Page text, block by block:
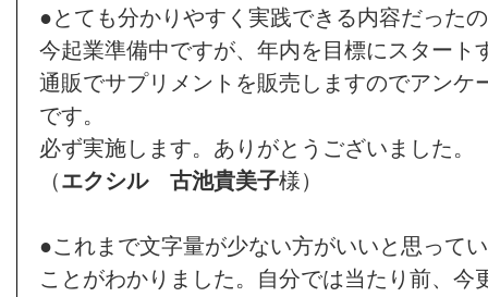
●とても分かりやすく実践できる内容だった
今起業準備中ですが、年内を目標にスタート
通販でサプリメントを販売しますのでアンケ
です。
必ず実施します。ありがとうございました。
（エクシル 古池貴美子様）
●これまで文字量が少ない方がいいと思って
ことがわかりました。自分では当たり前、今